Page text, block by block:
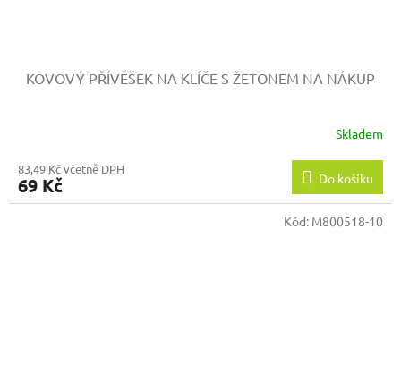
KOVOVÝ PŘÍVĚŠEK NA KLÍČE S ŽETONEM NA NÁKUP
Skladem
83,49 Kč včetně DPH
69 Kč Do košíku
Kód: M800518-10